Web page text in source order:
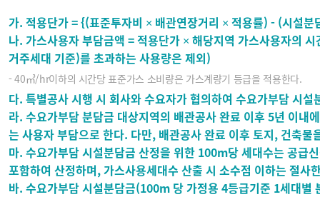
가. 적용단가 = {(표준투자비 × 배관연장거리 × 적용률) - (시설
나. 가스사용자 부담금액 = 적용단가 × 해당지역 가스사용자의
거주세대 기준)를 초과하는 사용량은 제외)
- 40㎥/hr이하의 시간당 표준가스 소비량은 가스계량기 등급을 적용한다.
다. 특별공사 시행 시 회사와 수요자가 협의하여 수요가부담 시
라. 수요가부담 분담금 대상지역의 배관공사 완료 이후 5년 이
는 사용자 부담으로 한다. 다만, 배관공사 완료 이후 토지, 건축
마. 수요가부담 시설분담금 산정을 위한 100m당 세대수는 공급
포함하여 산정하며, 가스사용세대수 산출 시 소수점 이하는 절사
바. 수요가부담 시설분담금(100m 당 가정용 4등급기준 1세대